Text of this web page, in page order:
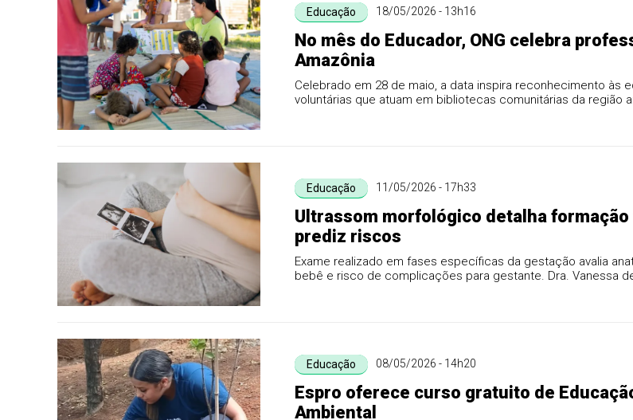
Educação 18/05/2026 - 13h16
No mês do Educador, ONG celebra
Amazônia
Celebrado em 28 de maio, a data inspira reconhecimento às
voluntárias que atuam em bibliotecas comunitárias da região
Educação 11/05/2026 - 17h33
Ultrassom morfológico detalha formação
prediz riscos
Exame realizado em fases específicas da gestação avalia
bebê e risco de complicações para gestante. Dra. Vanessa
Educação 08/05/2026 - 14h20
Espro oferece curso gratuito de
Ambiental